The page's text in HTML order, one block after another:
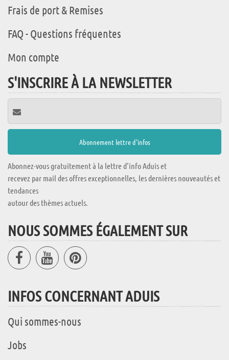
Frais de port & Remises
FAQ - Questions fréquentes
Mon compte
S'INSCRIRE À LA NEWSLETTER
Abonnez-vous gratuitement à la lettre d'info Aduis et
recevez par mail des offres exceptionnelles, les dernières nouveautés et
tendances
autour des thèmes actuels.
NOUS SOMMES ÉGALEMENT SUR
INFOS CONCERNANT ADUIS
Qui sommes-nous
Jobs